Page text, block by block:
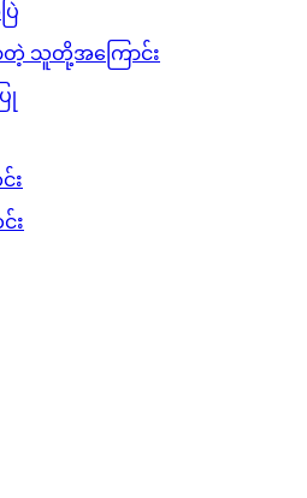
တဲ့ သူတို့အကြောင်း
း
း